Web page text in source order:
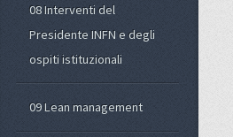
08 Interventi del
Presidente INFN e degli
ospiti istituzionali
09 Lean management